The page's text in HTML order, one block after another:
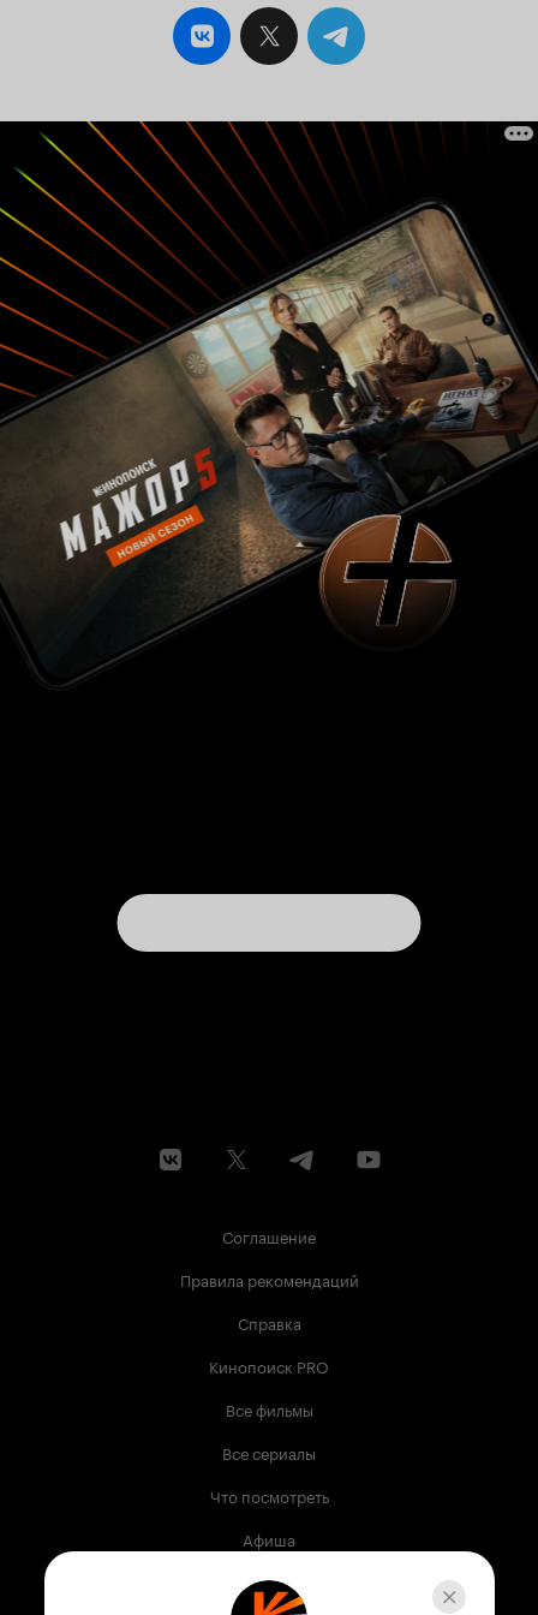
произнося написанные реплики, выглядит
издёрганной актрисой, не способной вжиться
даже в роль самой себя. Это было ужасно. 3
хорошо. В проекте 'Стенд Ап' и всё что дальше
- хуже и хуже. 'Я не шучу' - пожалуй, дно, от
которого стоит оттолкнуться.
Соглашение
Правила рекомендаций
Справка
Кинопоиск PRO
Все фильмы
Все сериалы
Что посмотреть
Афиша
Музыка